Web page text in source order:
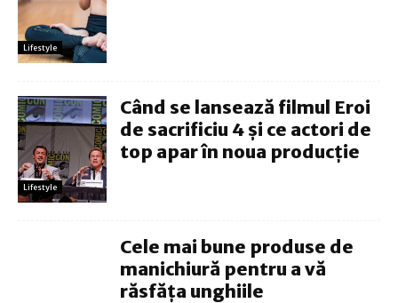
Lifestyle
Lifestyle
Când se lansează filmul Eroi
de sacrificiu 4 și ce actori de
top apar în noua producție
Cele mai bune produse de
manichiură pentru a vă
răsfăța unghiile